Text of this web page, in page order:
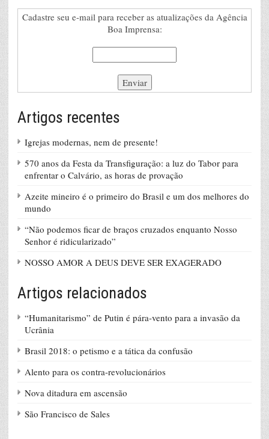
Cadastre seu e-mail para receber as atualizações da Agência
Boa Imprensa:
Artigos recentes
Igrejas modernas, nem de presente!
570 anos da Festa da Transfiguração: a luz do Tabor para
enfrentar o Calvário, as horas de provação
Azeite mineiro é o primeiro do Brasil e um dos melhores do
mundo
“Não podemos ficar de braços cruzados enquanto Nosso
Senhor é ridicularizado”
NOSSO AMOR A DEUS DEVE SER EXAGERADO
Artigos relacionados
“Humanitarismo” de Putin é pára-vento para a invasão da
Ucrânia
Brasil 2018: o petismo e a tática da confusão
Alento para os contra-revolucionários
Nova ditadura em ascensão
São Francisco de Sales